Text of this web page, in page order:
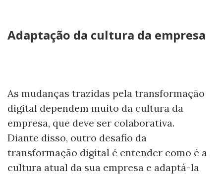
Adaptação da cultura da empresa
As mudanças trazidas pela transformação
digital dependem muito da cultura da
empresa, que deve ser colaborativa.
Diante disso, outro desafio da
transformação digital é entender como é a
cultura atual da sua empresa e adaptá-la